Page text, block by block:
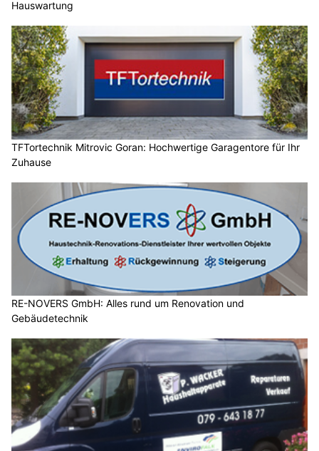
Hauswartung
TFTortechnik Mitrovic Goran: Hochwertige Garagentore für Ihr
Zuhause
RE-NOVERS GmbH: Alles rund um Renovation und
Gebäudetechnik